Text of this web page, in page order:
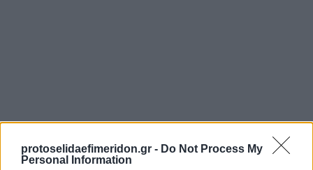
protoselidaefimeridon.gr - Do Not Process My
Personal Information